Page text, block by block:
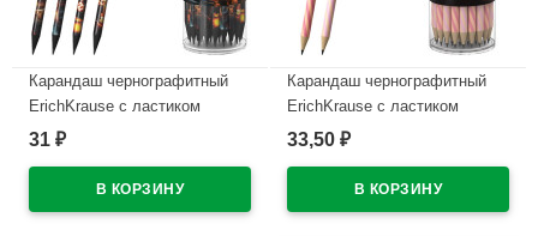
Карандаш чернографитный
ErichKrause с ластиком
Кубомир (Mine Block) HB
пластик арт.65314 (Ст.42)
31 ₽
Карандаш чернографитный
ErichKrause с ластиком
Прима-кошка (Prima Cat) HB
пластик арт.65385 (Ст.42)
33,50 ₽